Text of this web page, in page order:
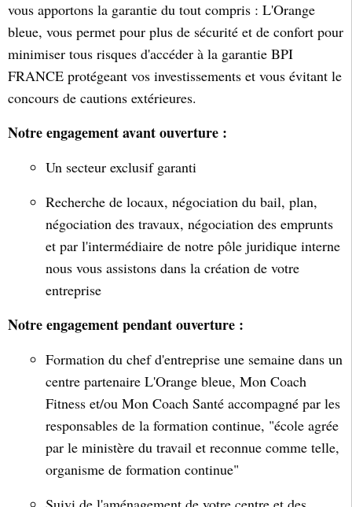
vous apportons la garantie du tout compris : L'Orange
bleue, vous permet pour plus de sécurité et de confort pour
minimiser tous risques d'accéder à la garantie BPI
FRANCE protégeant vos investissements et vous évitant le
concours de cautions extérieures.
Notre engagement avant ouverture :
Un secteur exclusif garanti
Recherche de locaux, négociation du bail, plan,
négociation des travaux, négociation des emprunts
et par l'intermédiaire de notre pôle juridique interne
nous vous assistons dans la création de votre
entreprise
Notre engagement pendant ouverture :
Formation du chef d'entreprise une semaine dans un
centre partenaire L'Orange bleue, Mon Coach
Fitness et/ou Mon Coach Santé accompagné par les
responsables de la formation continue, "école agrée
par le ministère du travail et reconnue comme telle,
organisme de formation continue"